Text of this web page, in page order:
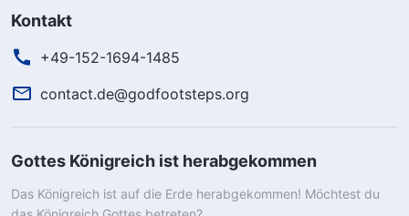
Kontakt
+49-152-1694-1485
contact.de@godfootsteps.org
Gottes Königreich ist herabgekommen
Das Königreich ist auf die Erde herabgekommen! Möchtest du